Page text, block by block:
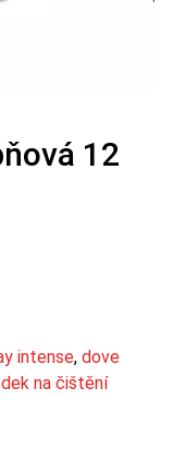
12
intense, dove
na čištění